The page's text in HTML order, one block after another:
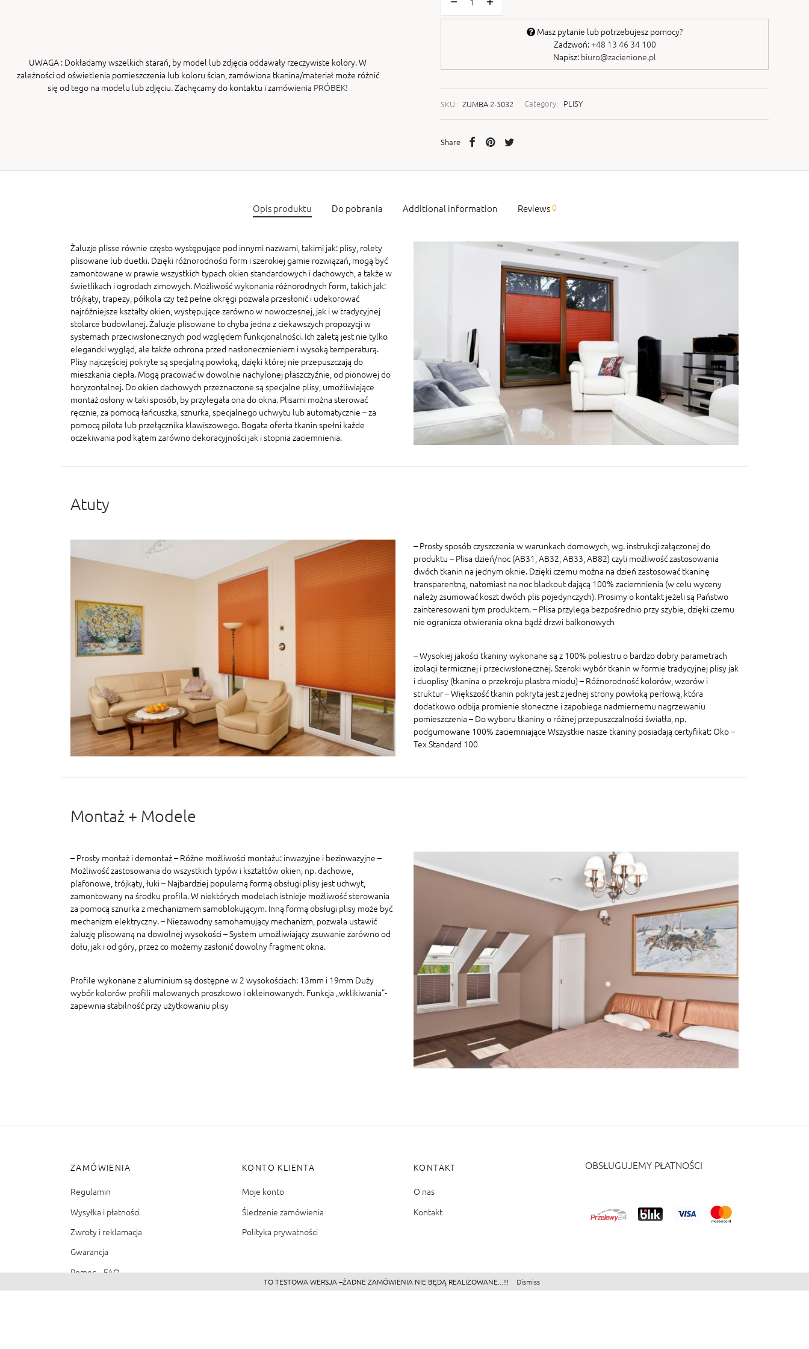
UWAGA : Dokładamy wszelkich starań, by model lub zdjęcia oddawały rzeczywiste kolory. W
zależności od oświetlenia pomieszczenia lub koloru ścian, zamówiona tkanina/materiał może różnić
się od tego na modelu lub zdjęciu. Zachęcamy do kontaktu i zamówienia PRÓBEK!
Masz pytanie lub potrzebujesz pomocy?
Zadzwoń:+48 13 46 34 100
Napisz: biuro@zacienione.pl
SKU: ZUMBA 2-5032 Category: PLISY
Share
Opis produktu Do pobrania Additional information Reviews0
Żaluzje plisse równie często występujące pod innymi nazwami, takimi jak: plisy, rolety
plisowane lub duetki. Dzięki różnorodności form i szerokiej gamie rozwiązań, mogą być
zamontowane w prawie wszystkich typach okien standardowych i dachowych, a także w
świetlikach i ogrodach zimowych. Możliwość wykonania różnorodnych form, takich jak:
trójkąty, trapezy, półkola czy też pełne okręgi pozwala przesłonić i udekorować
najróżniejsze kształty okien, występujące zarówno w nowoczesnej, jak i w tradycyjnej
stolarce budowlanej. Żaluzje plisowane to chyba jedna z ciekawszych propozycji w
systemach przeciwsłonecznych pod względem funkcjonalności. Ich zaletą jest nie tylko
elegancki wygląd, ale także ochrona przed nasłonecznieniem i wysoką temperaturą.
Plisy najczęściej pokryte są specjalną powłoką, dzięki której nie przepuszczają do
mieszkania ciepła. Mogą pracować w dowolnie nachylonej płaszczyźnie, od pionowej do
horyzontalnej. Do okien dachowych przeznaczone są specjalne plisy, umożliwiające
montaż osłony w taki sposób, by przylegała ona do okna. Plisami można sterować
ręcznie, za pomocą łańcuszka, sznurka, specjalnego uchwytu lub automatycznie – za
pomocą pilota lub przełącznika klawiszowego. Bogata oferta tkanin spełni każde
oczekiwania pod kątem zarówno dekoracyjności jak i stopnia zaciemnienia.
Atuty
– Prosty sposób czyszczenia w warunkach domowych, wg. instrukcji załączonej do
produktu – Plisa dzień/noc (AB31, AB32, AB33, AB82) czyli możliwość zastosowania
dwóch tkanin na jednym oknie. Dzięki czemu można na dzień zastosować tkaninę
transparentną, natomiast na noc blackout dającą 100% zaciemnienia (w celu wyceny
należy zsumować koszt dwóch plis pojedynczych). Prosimy o kontakt jeżeli są Państwo
zainteresowani tym produktem. – Plisa przylega bezpośrednio przy szybie, dzięki czemu
nie ogranicza otwierania okna bądź drzwi balkonowych
– Wysokiej jakości tkaniny wykonane są z 100% poliestru o bardzo dobry parametrach
izolacji termicznej i przeciwsłonecznej. Szeroki wybór tkanin w formie tradycyjnej plisy jak
i duoplisy (tkanina o przekroju plastra miodu) – Różnorodność kolorów, wzorów i
struktur – Większość tkanin pokryta jest z jednej strony powłoką perłową, która
dodatkowo odbija promienie słoneczne i zapobiega nadmiernemu nagrzewaniu
pomieszczenia – Do wyboru tkaniny o różnej przepuszczalności światła, np.
podgumowane 100% zaciemniające Wszystkie nasze tkaniny posiadają certyfikat: Oko –
Tex Standard 100
Montaż + Modele
– Prosty montaż i demontaż – Różne możliwości montażu: inwazyjne i bezinwazyjne –
Możliwość zastosowania do wszystkich typów i kształtów okien, np. dachowe,
plafonowe, trójkąty, łuki – Najbardziej popularną formą obsługi plisy jest uchwyt,
zamontowany na środku profila. W niektórych modelach istnieje możliwość sterowania
za pomocą sznurka z mechanizmem samoblokującym. Inną formą obsługi plisy może być
mechanizm elektryczny. – Niezawodny samohamujący mechanizm, pozwala ustawić
żaluzję plisowaną na dowolnej wysokości – System umożliwiający zsuwanie zarówno od
dołu, jak i od góry, przez co możemy zasłonić dowolny fragment okna.
Profile wykonane z aluminium są dostępne w 2 wysokościach: 13mm i 19mm Duży
wybór kolorów profili malowanych proszkowo i okleinowanych. Funkcja „wklikiwania”-
zapewnia stabilność przy użytkowaniu plisy
ZAMÓWIENIA
Regulamin
Wysyłka i płatności
Zwroty i reklamacja
Gwarancja
Pomoc – FAQ
KONTO KLIENTA
Moje konto
Śledzenie zamówienia
Polityka prywatności
KONTAKT
O nas
Kontakt
OBSŁUGUJEMY PŁATNOŚCI
TO TESTOWA WERSJA --ŻADNE ZAMÓWIENIA NIE BĘDĄ REALIZOWANE...!!! Dismiss